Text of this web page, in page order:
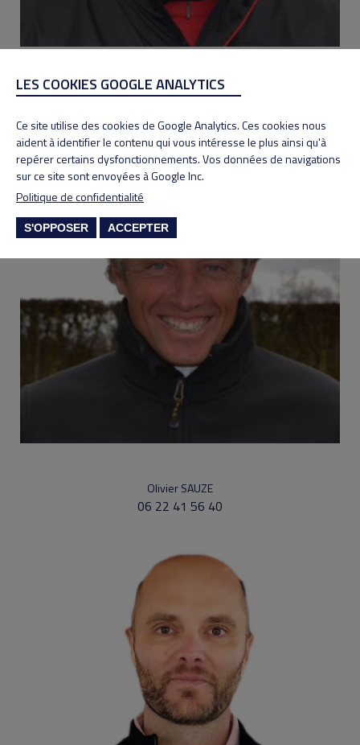
Dominique PENE
Olivier SAUZE
06 22 41 56 40
LES COOKIES GOOGLE ANALYTICS
Ce site utilise des cookies de Google Analytics. Ces cookies nous
aident à identifier le contenu qui vous intéresse le plus ainsi qu'à
repérer certains dysfonctionnements. Vos données de navigations
sur ce site sont envoyées à Google Inc.
Politique de confidentialité
S'OPPOSER ACCEPTER